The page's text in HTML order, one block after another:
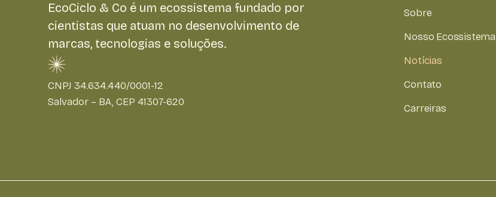
EcoCiclo & Co é um ecossistema fundado por
cientistas que atuam no desenvolvimento de
marcas, tecnologias e soluções.
CNPJ 34.634.440/0001-12
Salvador – BA, CEP 41307-620
Sobre
Nosso Ecossistema
Notícias
Contato
Carreiras